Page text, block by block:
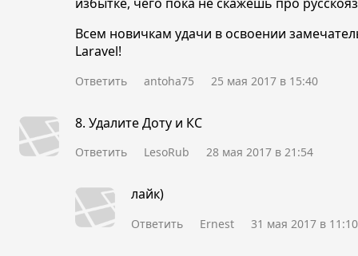
Всем новичкам удачи в освоении
Laravel!
Ответить antoha75 25 мая 2017 в 15:40
8. Удалите Доту и КС
Ответить LesoRub 28 мая 2017 в 21:54
лайк)
Ответить Ernest 31 мая 2017 в 11:10